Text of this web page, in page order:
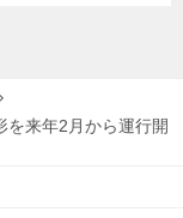
来年2月から運行開